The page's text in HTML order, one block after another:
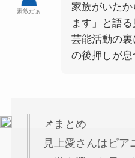
素敵だぁ
家族がいた
ます」と語る
芸能活動の
の後押しが息
📌まとめ
見上愛さんはピア